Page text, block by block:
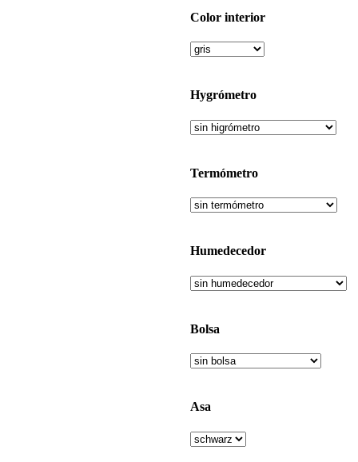
Color interior
Hygrómetro
Termómetro
Humedecedor
Bolsa
Asa